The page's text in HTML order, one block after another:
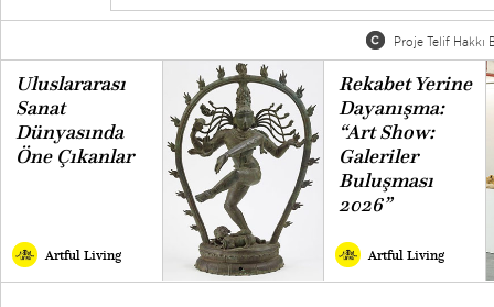
Proje Telif Hakkı
Uluslararası
Sanat
Dünyasında
Öne Çıkanlar
Artful Living
Rekabet Yerine
Dayanışma:
“Art Show:
Galeriler
Buluşması
2026”
Artful Living